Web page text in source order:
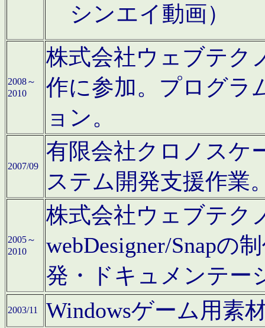
シンエイ動画）
2008～
2010
株式会社ウェブテク
作に参加。プログラ
ョン。
2007/09
有限会社クロノスケ
ステム開発支援作業
2005～
2010
株式会社ウェブテク
webDesigner/Snapの
発・ドキュメンテー
2003/11 Windowsゲーム用素